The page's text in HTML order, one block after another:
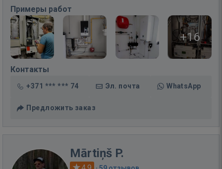
Примеры работ
+16
Контакты
+371 *** *** 74 Эл. почта WhatsApp
Предложить заказ
Mārtiņš P.